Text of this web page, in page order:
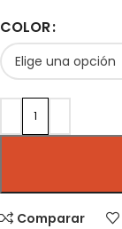
COLOR
Comparar